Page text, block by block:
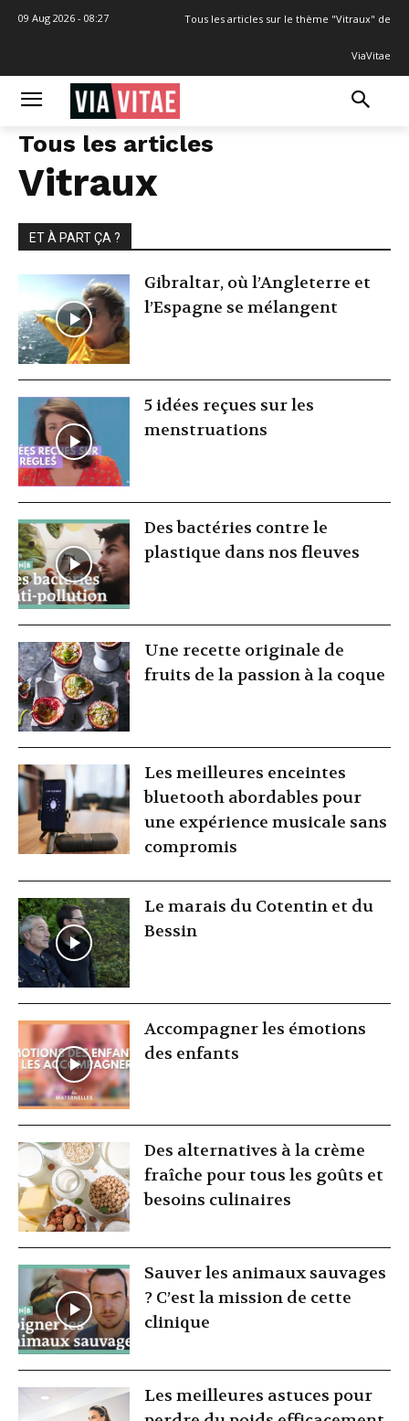
09 Aug 2026 - 08:27 Tous les articles sur le thème "Vitraux" de
ViaVitae
Tous les articles
Vitraux
ET À PART ÇA ?
Gibraltar, où l’Angleterre et
l’Espagne se mélangent
5 idées reçues sur les
menstruations
Des bactéries contre le
plastique dans nos fleuves
Une recette originale de
fruits de la passion à la coque
Les meilleures enceintes
bluetooth abordables pour
une expérience musicale sans
compromis
Le marais du Cotentin et du
Bessin
Accompagner les émotions
des enfants
Des alternatives à la crème
fraîche pour tous les goûts et
besoins culinaires
Sauver les animaux sauvages
? C’est la mission de cette
clinique
Les meilleures astuces pour